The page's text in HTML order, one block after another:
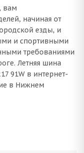
вам
начиная от
езды, и
и спортивными
требованиями
Летняя шина
91W в интернет-
в Нижнем